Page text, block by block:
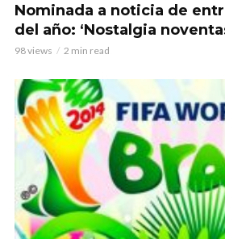
Nominada a noticia de
del año: ‘Nostalgia
98 views 2 min read